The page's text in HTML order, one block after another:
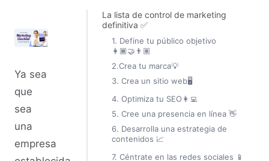
Ya sea
que
sea
una
empresa
La lista de control de marketing
definitiva ✅
1. Define tu público objetivo
👩🏾‍🤝‍👨🏽
2.Crea tu marca💡
3. Crea un sitio web🖥
4. Optimiza tu SEO👩‍💻
5. Cree una presencia en línea 👋
6. Desarrolla una estrategia de
contenidos 📈
7. Céntrate en las redes sociales 📱